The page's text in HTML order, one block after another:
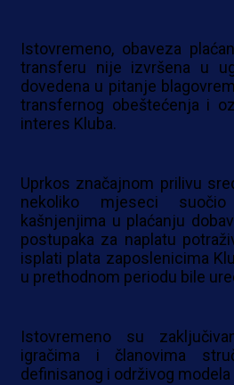
Istovremeno, obaveza
transferu nije izvršena u
dovedena u pitanje
transfernog obeštećenja i
interes Kluba.
Uprkos značajnom prilivu
nekoliko mjeseci
kašnjenjima u plaćanju
postupaka za naplatu
isplati plata zaposlenicima
u prethodnom periodu bile
Istovremeno su
igračima i članovima
definisanog i održivog